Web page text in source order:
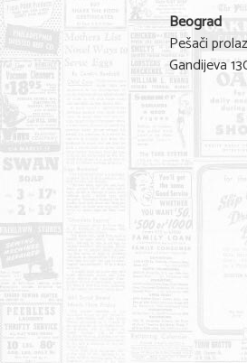
Beograd
Pešači
Gandijeva